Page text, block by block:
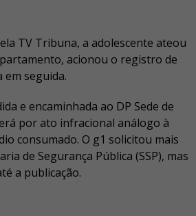
TV Tribuna, a adolescente ateou
acionou o registro de
seguida.
e encaminhada ao DP Sede de
por ato infracional análogo à
consumado. O g1 solicitou mais
de Segurança Pública (SSP), mas
a publicação.